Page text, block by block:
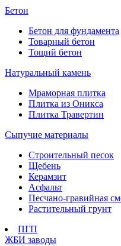
Бетон
Бетон для фундамента
Товарный бетон
Тощий бетон
Натуральный камень
Мраморная плитка
Плитка из Оникса
Плитка Травертин
Сыпучие материалы
Строительный песок
Щебень
Керамзит
Асфальт
Песчано-гравийная
Растительный грунт
ПГП
ЖБИ заводы